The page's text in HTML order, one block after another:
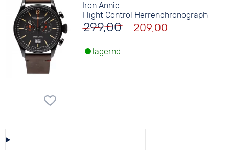
Iron Annie
Flight Control Herrenchronograph
299,00 209,00
lagernd